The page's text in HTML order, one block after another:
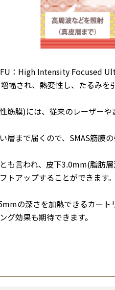
：High Intensity Focused
され、熱変性し、たるみを
筋膜)には、従来のレーザーや
層まで届くので、SMAS筋膜の
も言われ、皮下3.0mm(脂肪
トアップすることができます。
の深さを加熱できるカー
グ効果も期待できます。